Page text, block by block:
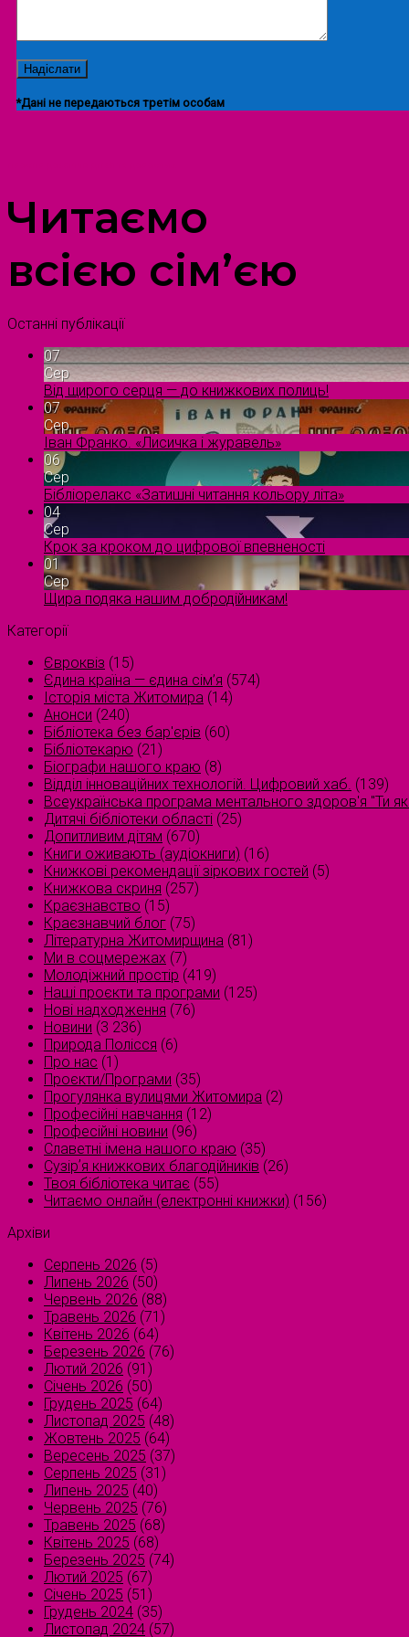
*Дані не передаються третім особам
Читаємо
всією сім’єю
Останні публікації
07
Сер
Від щирого серця — до книжкових полиць!
07
Сер
Іван Франко. «Лисичка і журавель»
06
Сер
Бібліорелакс «Затишні читання кольору літа»
04
Сер
Крок за кроком до цифрової впевненості
01
Сер
Щира подяка нашим добродійникам!
Категорії
Євроквіз (15)
Єдина країна — єдина сім’я (574)
Історія міста Житомира (14)
Анонси (240)
Бібліотека без бар'єрів (60)
Бібліотекарю (21)
Біографи нашого краю (8)
Відділ інноваційних технологій. Цифровий хаб. (139)
Всеукраїнська програма ментального здоров'я "Ти
Дитячі бібліотеки області (25)
Допитливим дітям (670)
Книги оживають (аудіокниги) (16)
Книжкові рекомендації зіркових гостей (5)
Книжкова скриня (257)
Краєзнавство (15)
Краєзнавчий блог (75)
Літературна Житомирщина (81)
Ми в соцмережах (7)
Молодіжний простір (419)
Наші проєкти та програми (125)
Нові надходження (76)
Новини (3 236)
Природа Полісся (6)
Про нас (1)
Проєкти/Програми (35)
Прогулянка вулицями Житомира (2)
Професійні навчання (12)
Професійні новини (96)
Славетні імена нашого краю (35)
Сузірʼя книжкових благодійників (26)
Твоя бібліотека читає (55)
Читаємо онлайн (електронні книжки) (156)
Архіви
Серпень 2026 (5)
Липень 2026 (50)
Червень 2026 (88)
Травень 2026 (71)
Квітень 2026 (64)
Березень 2026 (76)
Лютий 2026 (91)
Січень 2026 (50)
Грудень 2025 (64)
Листопад 2025 (48)
Жовтень 2025 (64)
Вересень 2025 (37)
Серпень 2025 (31)
Липень 2025 (40)
Червень 2025 (76)
Травень 2025 (68)
Квітень 2025 (68)
Березень 2025 (74)
Лютий 2025 (67)
Січень 2025 (51)
Грудень 2024 (35)
Листопад 2024 (57)